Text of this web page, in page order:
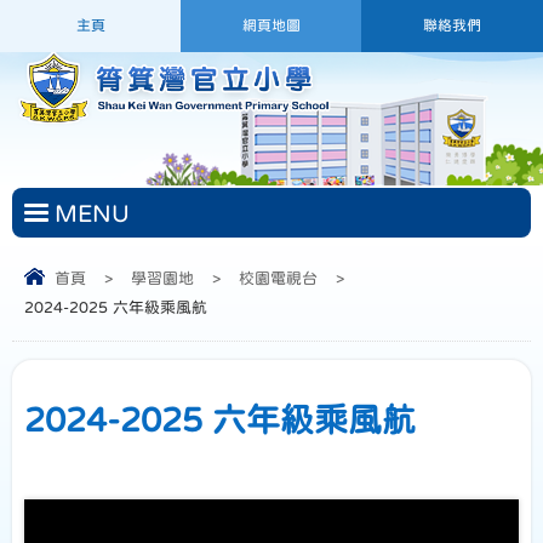
主頁 網頁地圖 聯絡我們
MENU
首頁 > 學習園地 > 校園電視台
>
2024-2025 六年級乘風航
2024-2025 六年級乘風航